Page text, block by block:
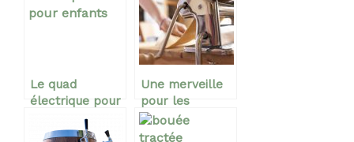
passer
soucis au
travail
Le quad
électrique pour
enfant, un
moyen de
Une merveille
pour les
amoureux des
pâtes fraîches: